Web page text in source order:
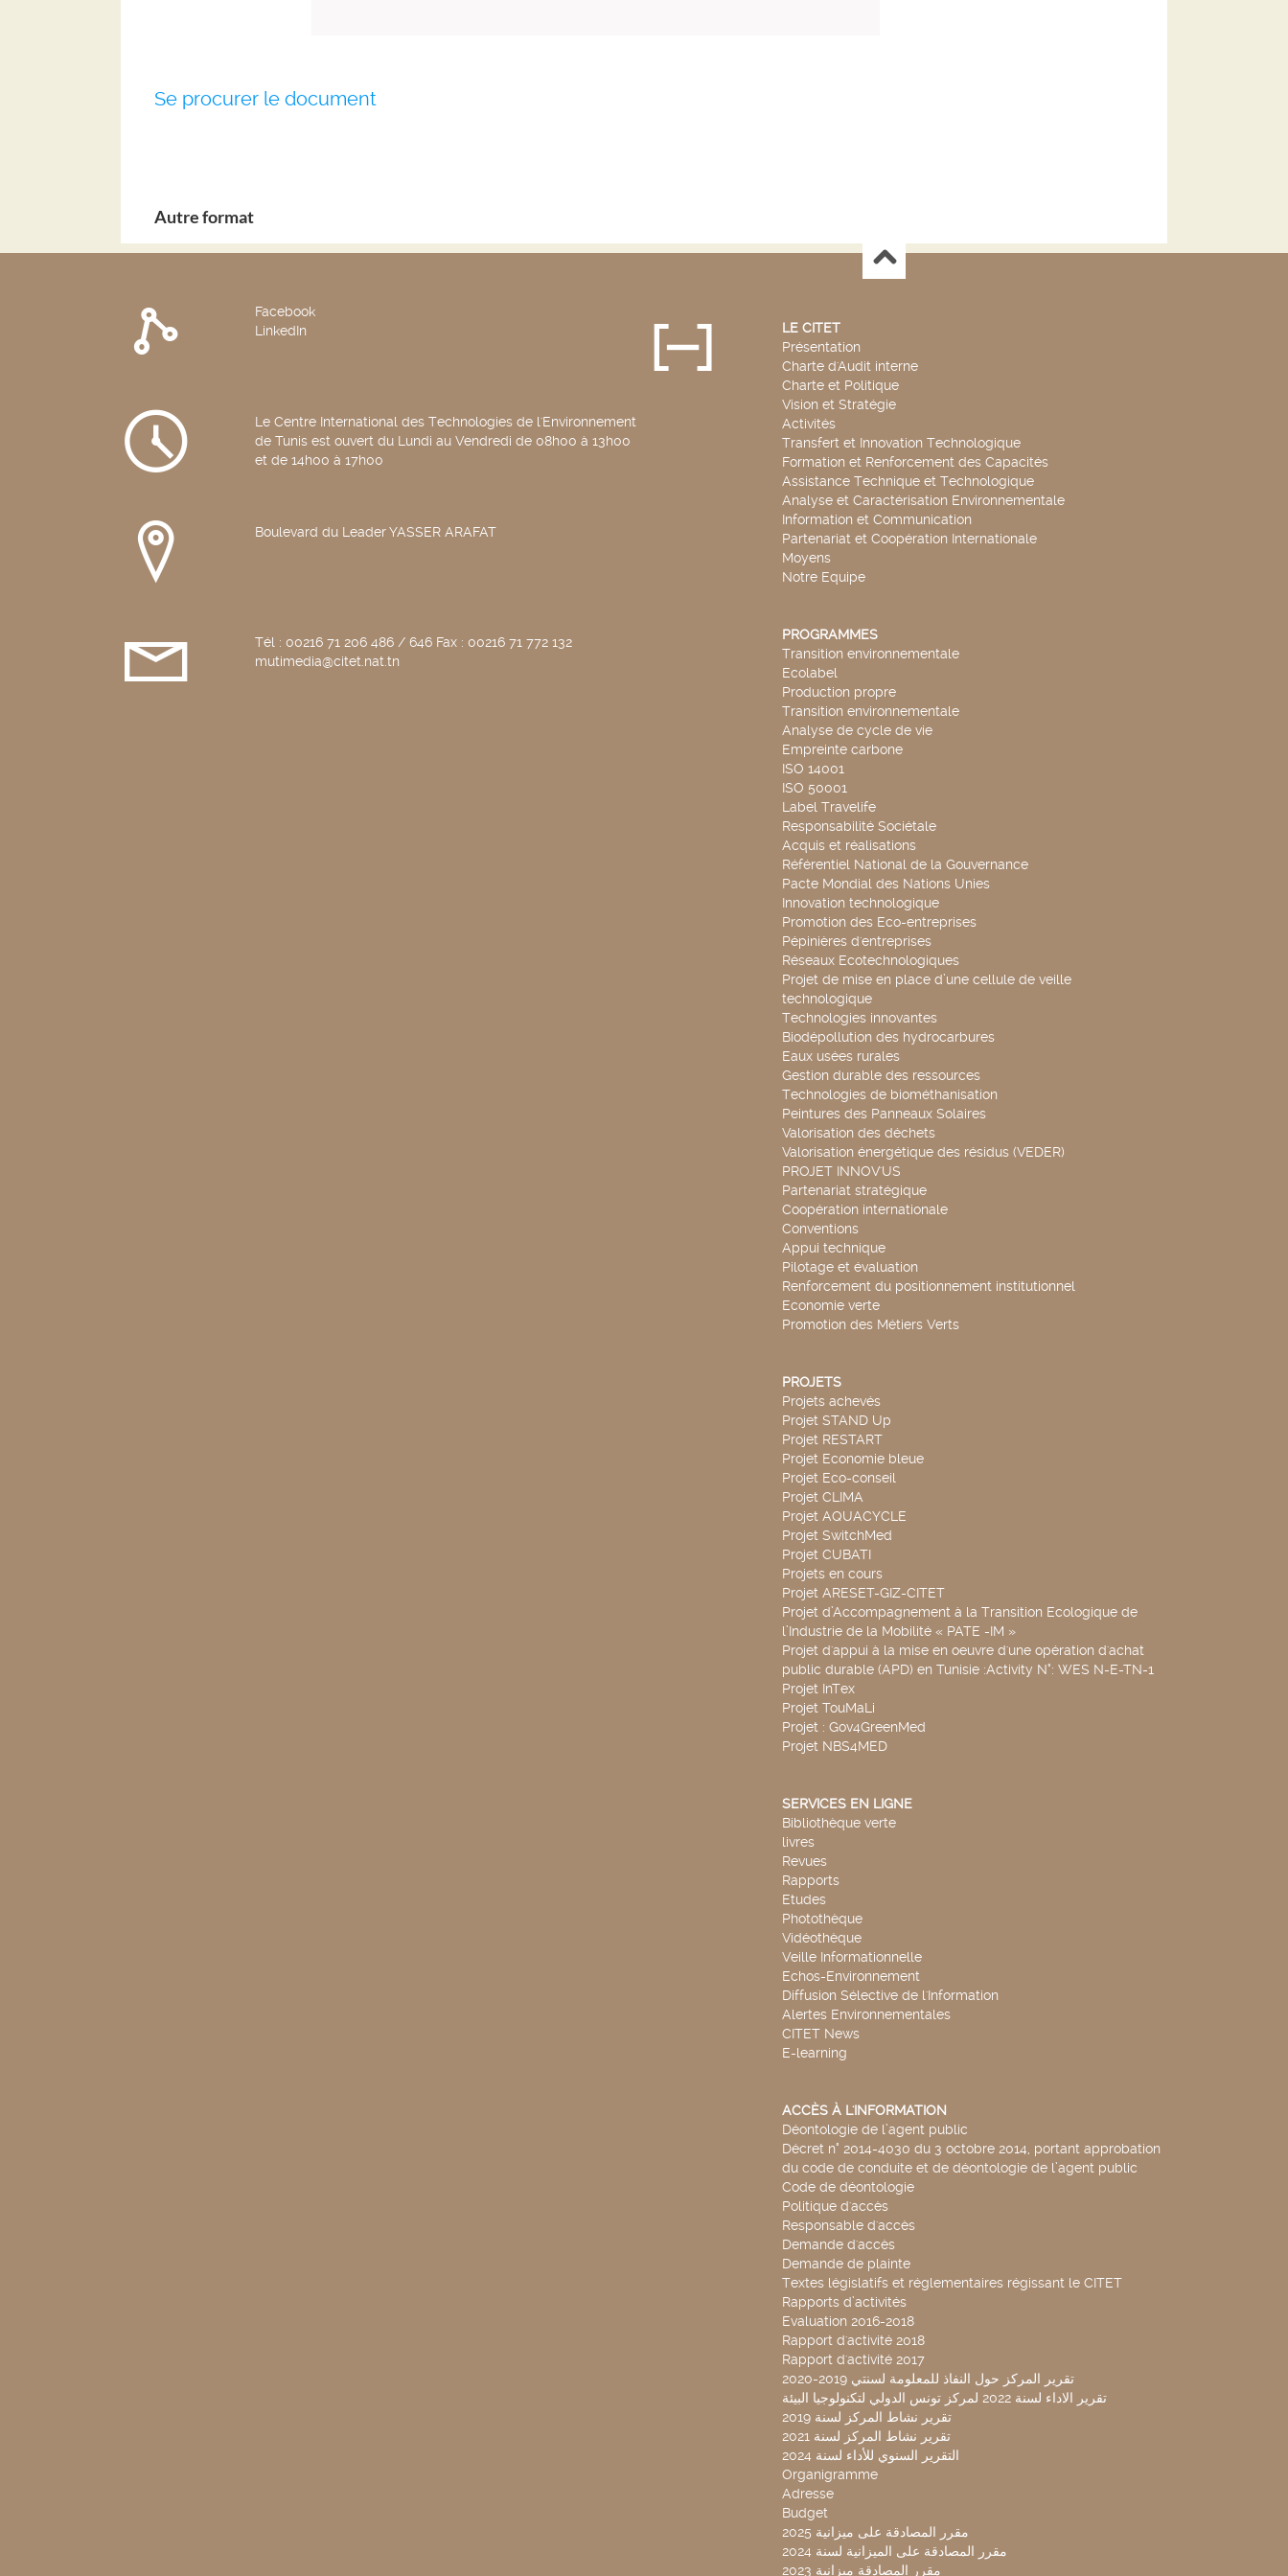
Se procurer le document
Autre format
Facebook
LinkedIn
Le Centre International des Technologies de l'Environnement
de Tunis est ouvert du Lundi au Vendredi de 08h00 à 13h00
et de 14h00 à 17h00
Boulevard du Leader YASSER ARAFAT
Tél : 00216 71 206 486 / 646 Fax : 00216 71 772 132
mutimedia@citet.nat.tn
LE CITET
Présentation
Charte d'Audit interne
Charte et Politique
Vision et Stratégie
Activités
Transfert et Innovation Technologique
Formation et Renforcement des Capacités
Assistance Technique et Technologique
Analyse et Caractérisation Environnementale
Information et Communication
Partenariat et Coopération Internationale
Moyens
Notre Equipe
PROGRAMMES
Transition environnementale
Ecolabel
Production propre
Transition environnementale
Analyse de cycle de vie
Empreinte carbone
ISO 14001
ISO 50001
Label Travelife
Responsabilité Sociétale
Acquis et réalisations
Référentiel National de la Gouvernance
Pacte Mondial des Nations Unies
Innovation technologique
Promotion des Eco-entreprises
Pépinières d'entreprises
Réseaux Ecotechnologiques
Projet de mise en place d’une cellule de veille
technologique
Technologies innovantes
Biodépollution des hydrocarbures
Eaux usées rurales
Gestion durable des ressources
Technologies de biométhanisation
Peintures des Panneaux Solaires
Valorisation des déchets
Valorisation énergétique des résidus (VEDER)
PROJET INNOV'US
Partenariat stratégique
Coopération internationale
Conventions
Appui technique
Pilotage et évaluation
Renforcement du positionnement institutionnel
Economie verte
Promotion des Métiers Verts
PROJETS
Projets achevés
Projet STAND Up
Projet RESTART
Projet Economie bleue
Projet Eco-conseil
Projet CLIMA
Projet AQUACYCLE
Projet SwitchMed
Projet CUBATI
Projets en cours
Projet ARESET-GIZ-CITET
Projet d’Accompagnement à la Transition Ecologique de
l’Industrie de la Mobilité « PATE -IM »
Projet d'appui à la mise en oeuvre d'une opération d'achat
public durable (APD) en Tunisie :Activity N°: WES N-E-TN-1
Projet InTex
Projet TouMaLi
Projet : Gov4GreenMed
Projet NBS4MED
SERVICES EN LIGNE
Bibliothèque verte
livres
Revues
Rapports
Etudes
Photothèque
Vidéothèque
Veille Informationnelle
Echos-Environnement
Diffusion Sélective de l'Information
Alertes Environnementales
CITET News
E-learning
ACCÈS À L'INFORMATION
Déontologie de l’agent public
Décret n° 2014-4030 du 3 octobre 2014, portant approbation
du code de conduite et de déontologie de l’agent public
Code de déontologie
Politique d'accès
Responsable d'accès
Demande d'accès
Demande de plainte
Textes législatifs et réglementaires régissant le CITET
Rapports d’activités
Evaluation 2016-2018
Rapport d'activité 2018
Rapport d'activité 2017
تقرير المركز حول النفاذ للمعلومة لسنتي 2019-2020
تقرير الاداء لسنة 2022 لمركز تونس الدولي لتكنولوجيا البيئة
تقرير نشاط المركز لسنة 2019
تقرير نشاط المركز لسنة 2021
التقرير السنوي للأداء لسنة 2024
Organigramme
Adresse
Budget
2025 مقرر المصادقة على ميزانية
مقرر المصادقة على الميزانية لسنة 2024
مقرر المصادقة ميزانية 2023